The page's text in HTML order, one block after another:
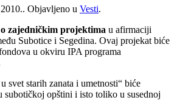
. Objavljeno u Vesti.
zajedničkim projektima u afirmaciji
Subotice i Segedina. Ovaj projekat biće
u okviru IPA programa
svet starih zanata i umetnosti“ biće
subotičkoj opštini i isto toliko u susednoj